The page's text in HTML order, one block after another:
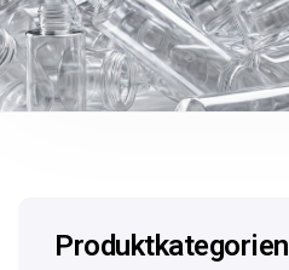
Produktkategorien